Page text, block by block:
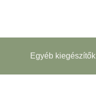
Egyéb kiegészítők